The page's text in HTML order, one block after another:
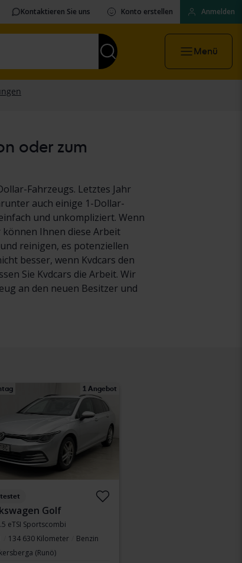
Kontaktieren Sie uns Konto erstellen Anmelden
Menü
oder zum
Fahrzeugs. Letztes Jahr
auch einige 1-Dollar-
und unkompliziert. Wenn
Ihnen diese Arbeit
reinigen, es potenziellen
besser, wenn Kvdcars den
Sie Kvdcars die Arbeit. Wir
an den neuen Besitzer und
1 Angebot
Golf
eTSI Sportscombi
134 630 Kilometer
Benzin
(Runö)